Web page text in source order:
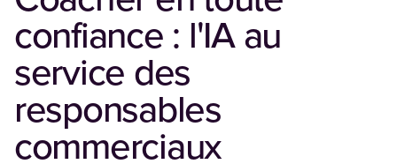
confiance : l'IA au
service des
responsables
commerciaux